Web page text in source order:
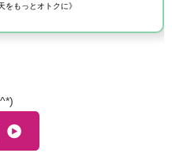
をもっとオトクに》